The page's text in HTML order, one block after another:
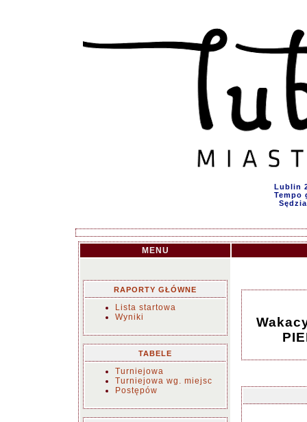
Lublin
Tempo
MENU
RAPORTY GŁÓWNE
Lista startowa
Wyniki
TABELE
Turniejowa
Turniejowa wg. miejsc
Postępów